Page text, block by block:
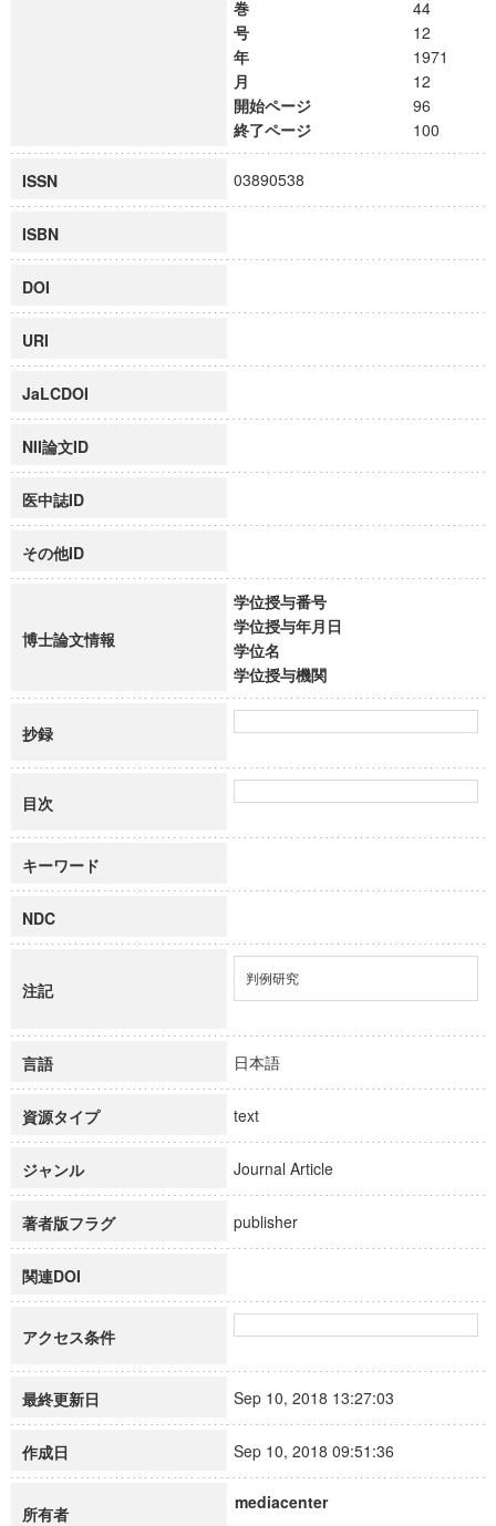
巻
44
号
12
年
1971
月
12
開始ページ
96
終了ページ
100
ISSN 03890538
ISBN
DOI
URI
JaLCDOI
NII論文ID
医中誌ID
その他ID
博士論文情報
学位授与番号
学位授与年月日
学位名
学位授与機関
抄録
目次
キーワード
NDC
注記
判例研究
言語 日本語
資源タイプ text
ジャンル Journal Article
著者版フラグ publisher
関連DOI
アクセス条件
最終更新日 Sep 10, 2018 13:27:03
作成日 Sep 10, 2018 09:51:36
所有者
mediacenter